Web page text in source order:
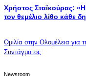
Χρήστος Σταϊκούρας:
τον θεμέλιο λίθο κάθε
Ομιλία στην Ολομέλεια για
Συντάγματος
Newsroom